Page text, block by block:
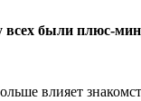
всех были плюс-
влияет